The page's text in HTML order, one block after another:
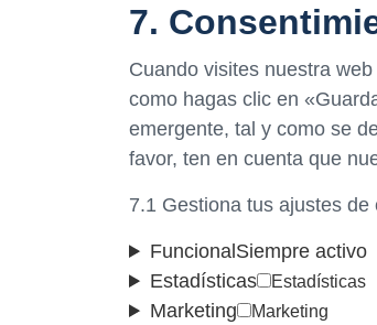
7.
Cuando visites nuestra
como hagas clic en
emergente, tal y como se
favor, ten en cuenta que
7.1 Gestiona tus ajustes de
Funcional Siempre activo
Estadísticas
Estadísticas
Marketing Marketing